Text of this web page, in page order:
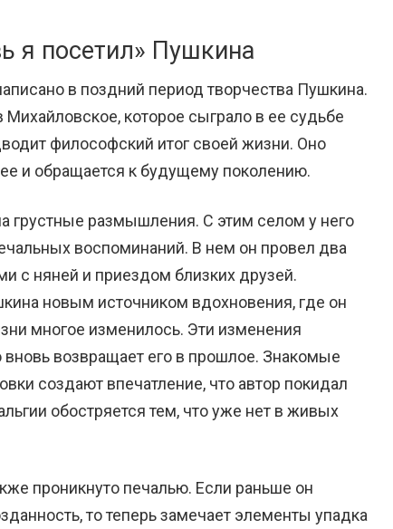
я посетил» Пушкина
в поздний период творчества Пушкина.
которое сыграло в ее судьбе
философский итог своей жизни. Оно
и обращается к будущему поколению.
грустные размышления. С этим селом у него
воспоминаний. В нем он провел два
с няней и приездом близких друзей.
новым источником вдохновения, где он
многое изменилось. Эти изменения
вновь возвращает его в прошлое. Знакомые
создают впечатление, что автор покидал
обостряется тем, что уже нет в живых
проникнуто печалью. Если раньше он
то теперь замечает элементы упадка